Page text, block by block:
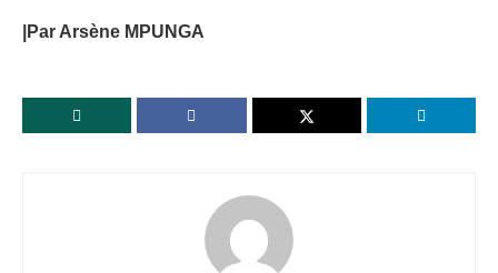
|Par Arsène MPUNGA